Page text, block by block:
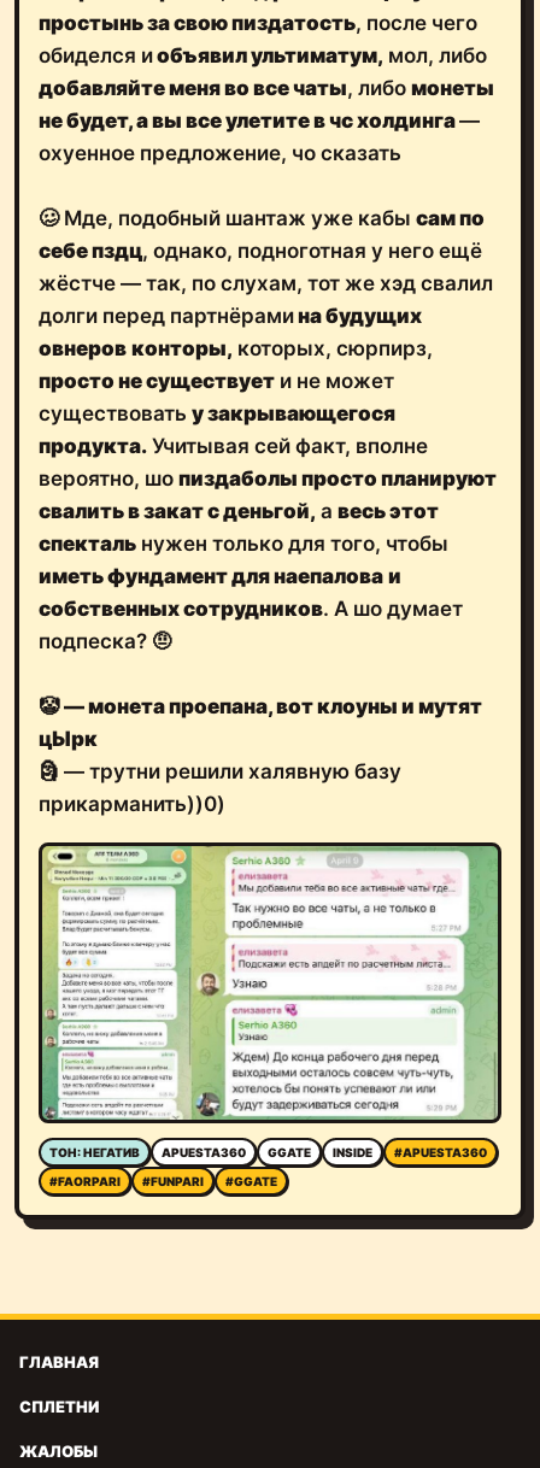
простынь за свою пиздатость, после чего
обиделся иобъявил ультиматум, мол, либо
добавляйте меня во все чаты, либо монеты
не будет, а вы все улетите в чс холдинга—
охуенное предложение, чо сказать
🥴 Мде, подобный шантаж уже кабы сам по
себе пздц, однако, подноготная у него ещё
жёстче — так, по слухам, тот же хэд свалил
долги перед партнёрамина будущих
овнеров конторы, которых, сюрпирз,
просто не существует и не может
существовать у закрывающегося
продукта. Учитывая сей факт, вполне
вероятно, шо пиздаболы просто планируют
свалить в закат с деньгой, а весь этот
спекталь нужен только для того, чтобы
иметь фундамент для наепалова и
собственных сотрудников. А шо думает
подпеска? 🤨
🤡— монета проепана, вот клоуны и мутят
цЫрк
🗿 — трутни решили халявную базу
прикарманить))0)
ТОН: НЕГАТИВ APUESTA360 GGATE INSIDE
#APUESTA360
#FAORPARI
#FUNPARI #GGATE
ГЛАВНАЯ
СПЛЕТНИ
ЖАЛОБЫ